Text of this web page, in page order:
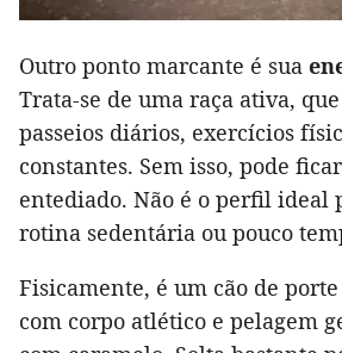
Outro ponto marcante é sua
Trata-se de uma raça ativa,
passeios diários, exercícios
constantes. Sem isso, pode
entediado. Não é o perfil ideal
rotina sedentária ou pouco
Fisicamente, é um cão de
com corpo atlético e pelagem